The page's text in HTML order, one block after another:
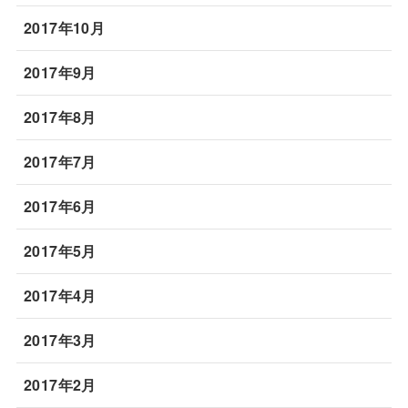
2017年10月
2017年9月
2017年8月
2017年7月
2017年6月
2017年5月
2017年4月
2017年3月
2017年2月